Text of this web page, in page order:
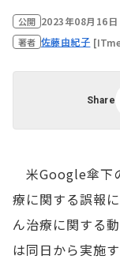
公開 2023年08月16
著者 佐藤由紀子
Share
米Google傘下
療に関する誤報
ん治療に関する
は同日から実施す